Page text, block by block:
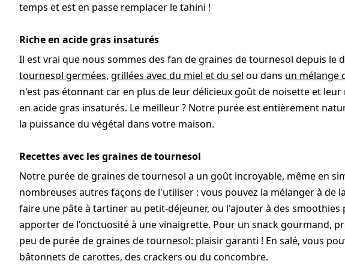
temps et est en passe remplacer le tahini !
Riche en acide gras insaturés
Il est vrai que nous sommes des fan de graines de tournesol depuis le
tournesol germées, grillées avec du miel et du sel ou dans un mélange
n'est pas étonnant car en plus de leur délicieux goût de noisette et
en acide gras insaturés. Le meilleur ? Notre purée est entièrement
la puissance du végétal dans votre maison.
Recettes avec les graines de tournesol
Notre purée de graines de tournesol a un goût incroyable, même en
nombreuses autres façons de l'utiliser : vous pouvez la mélanger à de
faire une pâte à tartiner au petit-déjeuner, ou l'ajouter à des
apporter de l'onctuosité à une vinaigrette. Pour un snack gourmand,
peu de purée de graines de tournesol: plaisir garanti ! En salé, vous
bâtonnets de carottes, des crackers ou du concombre.